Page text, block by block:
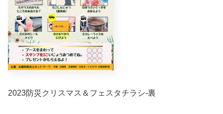
2023防災クリスマス＆フェスタチラシ-裏